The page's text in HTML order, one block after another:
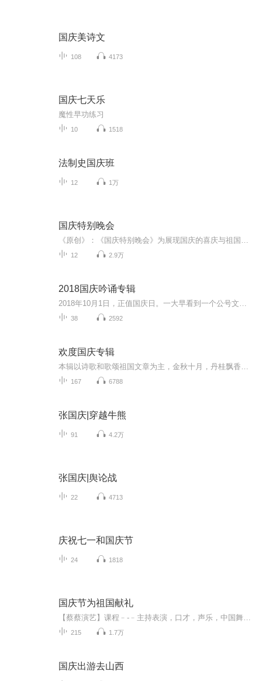
国庆美诗文
108 4173
国庆七天乐
魔性早功练习
10 1518
法制史国庆班
12 1万
国庆特别晚会
12 2.9万
2018国庆吟诵专辑
38 2592
欢度国庆专辑
167 6788
张国庆|穿越牛熊
91 4.2万
张国庆|舆论战
22 4713
庆祝七一和国庆节
24 1818
国庆节为祖国献礼
215 1.7万
国庆出游去山西